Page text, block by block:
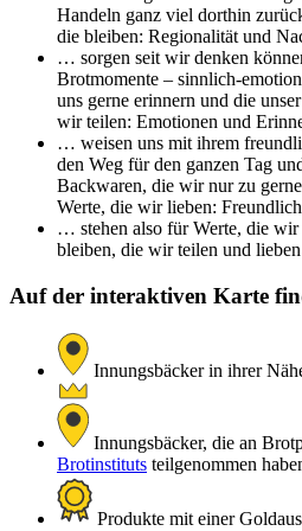
Handeln ganz viel dorthin
die bleiben: Regionalität und
… sorgen seit wir denken
Brotmomente – sinnlich-
uns gerne erinnern und die
wir teilen: Emotionen und
… weisen uns mit ihrem
den Weg für den ganzen Tag
Backwaren, die wir nur zu
Werte, die wir lieben:
… stehen also für Werte, die wir
bleiben, die wir teilen und
Auf der interaktiven Karte
Innungsbäcker in ihrer
Innungsbäcker, die an
Brotinstituts teilgenommen
Produkte mit einer